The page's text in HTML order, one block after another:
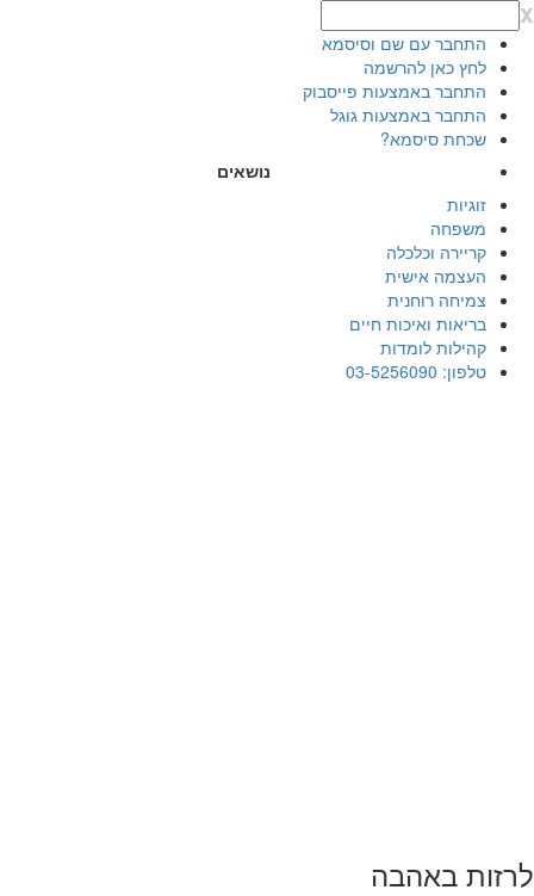
x
התחבר עם שם וסיסמא
לחץ כאן להרשמה
התחבר באמצעות פייסבוק
התחבר באמצעות גוגל
שכחת סיסמא?
נושאים
זוגיות
משפחה
קריירה וכלכלה
העצמה אישית
צמיחה רוחנית
בריאות ואיכות חיים
קהילות לומדות
טלפון: 03-5256090
לרזות באהבה